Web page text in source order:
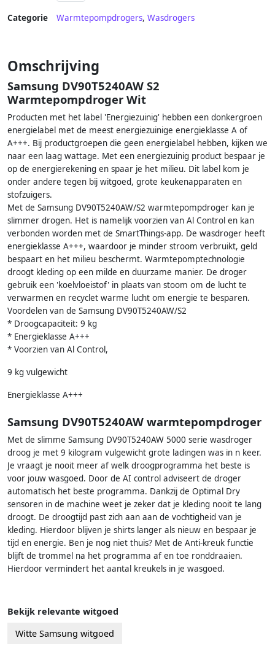
Categorie Warmtepompdrogers, Wasdrogers
Omschrijving
Samsung DV90T5240AW S2
Warmtepompdroger Wit
Producten met het label 'Energiezuinig' hebben een donkergroen
energielabel met de meest energiezuinige energieklasse A of
A+++. Bij productgroepen die geen energielabel hebben, kijken we
naar een laag wattage. Met een energiezuinig product bespaar je
op de energierekening en spaar je het milieu. Dit label kom je
onder andere tegen bij witgoed, grote keukenapparaten en
stofzuigers.
Met de Samsung DV90T5240AW/S2 warmtepompdroger kan je
slimmer drogen. Het is namelijk voorzien van Al Control en kan
verbonden worden met de SmartThings-app. De wasdroger heeft
energieklasse A+++, waardoor je minder stroom verbruikt, geld
bespaart en het milieu beschermt. Warmtepomptechnologie
droogt kleding op een milde en duurzame manier. De droger
gebruik een 'koelvloeistof' in plaats van stoom om de lucht te
verwarmen en recyclet warme lucht om energie te besparen.
Voordelen van de Samsung DV90T5240AW/S2
* Droogcapaciteit: 9 kg
* Energieklasse A+++
* Voorzien van Al Control,
9 kg vulgewicht
Energieklasse A+++
Samsung DV90T5240AW warmtepompdroger
Met de slimme Samsung DV90T5240AW 5000 serie wasdroger
droog je met 9 kilogram vulgewicht grote ladingen was in n keer.
Je vraagt je nooit meer af welk droogprogramma het beste is
voor jouw wasgoed. Door de AI control adviseert de droger
automatisch het beste programma. Dankzij de Optimal Dry
sensoren in de machine weet je zeker dat je kleding nooit te lang
droogt. De droogtijd past zich aan aan de vochtigheid van je
kleding. Hierdoor blijven je shirts langer als nieuw en bespaar je
tijd en energie. Ben je nog niet thuis? Met de Anti-kreuk functie
blijft de trommel na het programma af en toe ronddraaien.
Hierdoor vermindert het aantal kreukels in je wasgoed.
Bekijk relevante witgoed
Witte Samsung witgoed